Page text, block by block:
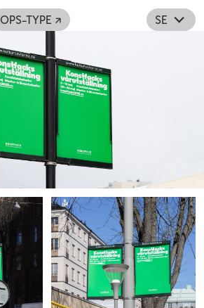
OPS-TYPE ↗ SE